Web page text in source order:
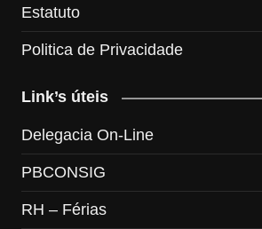
Estatuto
Politica de Privacidade
Link’s úteis
Delegacia On-Line
PBCONSIG
RH – Férias